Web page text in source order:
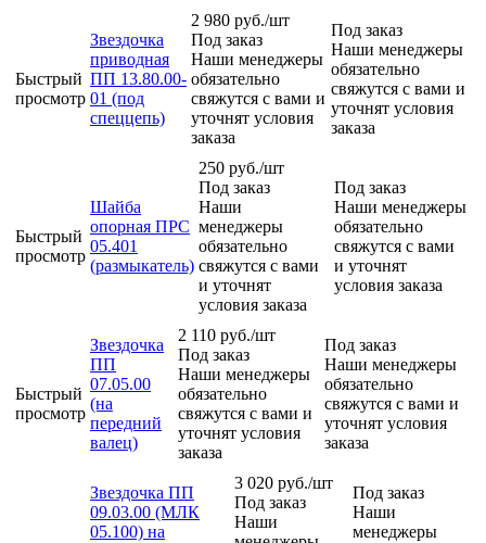
Быстрый
просмотр
Звездочка
приводная
ПП 13.80.00-
01 (под
спеццепь)
2 980 руб./шт
Под заказ
Наши менеджеры
обязательно
свяжутся с вами и
уточнят условия
заказа
Под заказ
Наши менеджеры
обязательно
свяжутся с вами и
уточнят условия
заказа
Быстрый
просмотр
Шайба
опорная ПРС
05.401
(размыкатель)
250 руб./шт
Под заказ
Наши
менеджеры
обязательно
свяжутся с вами
и уточнят
условия заказа
Под заказ
Наши менеджеры
обязательно
свяжутся с вами
и уточнят
условия заказа
Быстрый
просмотр
Звездочка
ПП
07.05.00
(на
передний
валец)
2 110 руб./шт
Под заказ
Наши менеджеры
обязательно
свяжутся с вами и
уточнят условия
заказа
Под заказ
Наши менеджеры
обязательно
свяжутся с вами и
уточнят условия
заказа
Звездочка ПП
09.03.00 (МЛК
05.100) на
3 020 руб./шт
Под заказ
Наши
Под заказ
Наши
менеджеры